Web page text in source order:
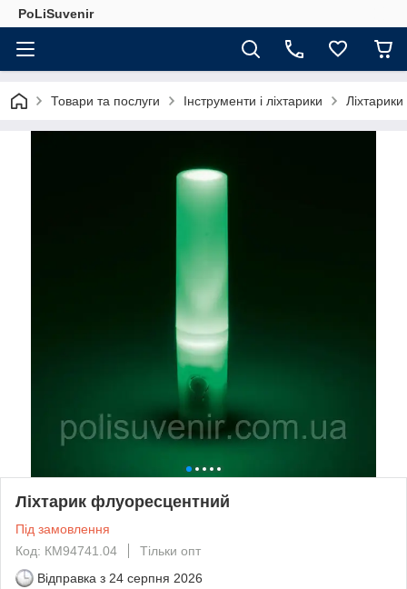
PoLiSuvenir
Товари та послуги Інструменти і ліхтарики Ліхтарики
Ліхтарик флуоресцентний
Під замовлення
Код: КМ94741.04
Тільки опт
Відправка з 24 серпня 2026